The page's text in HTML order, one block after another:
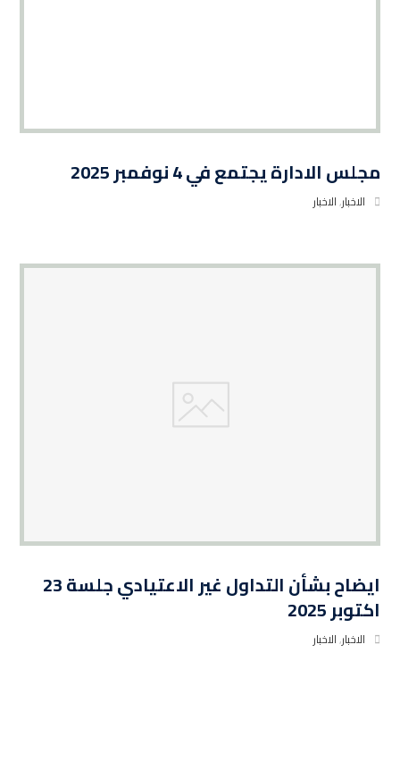
مجلس الادارة يجتمع في 4 نوفمبر 2025
الاخبار,الاخبار
ايضاح بشأن التداول غير الاعتيادي جلسة 23
اكتوبر 2025
الاخبار,الاخبار